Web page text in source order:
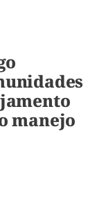
manejo